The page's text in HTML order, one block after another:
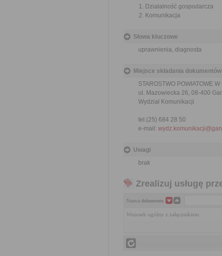
Działalność gospodarcza
Komunikacja
Słowa kluczowe
uprawnienia, diagnosta
Miejsce składania dokumentów
STAROSTWO POWIATOWE
ul. Mazowiecka 26, 08-400
Wydział Komunikacji
tel.(25) 684 28 50
e-mail:
Uwagi
brak
Zrealizuj usługę
Nazwa dokumentu
Wniosek ogólny z załącznikiem